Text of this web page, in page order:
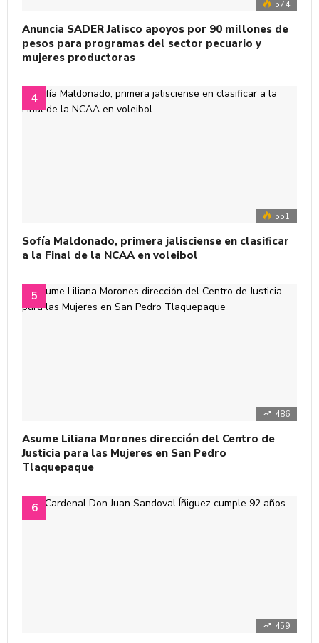
574
Anuncia SADER Jalisco apoyos por 90 millones de
pesos para programas del sector pecuario y
mujeres productoras
551
Sofía Maldonado, primera jalisciense en clasificar
a la Final de la NCAA en voleibol
486
Asume Liliana Morones dirección del Centro de
Justicia para las Mujeres en San Pedro
Tlaquepaque
459